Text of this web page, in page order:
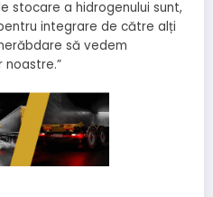
stocare a hidrogenului sunt,
integrare de către alți
să vedem
noastre.”